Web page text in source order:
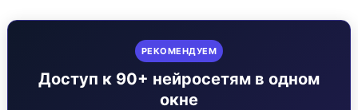
РЕКОМЕНДУЕМ
Доступ к 90+ нейросетям в одном
окне